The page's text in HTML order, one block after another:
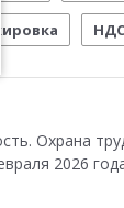
НДС
ИТС
54-
Охрана
2026